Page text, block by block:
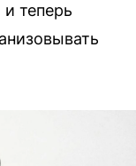
теперь